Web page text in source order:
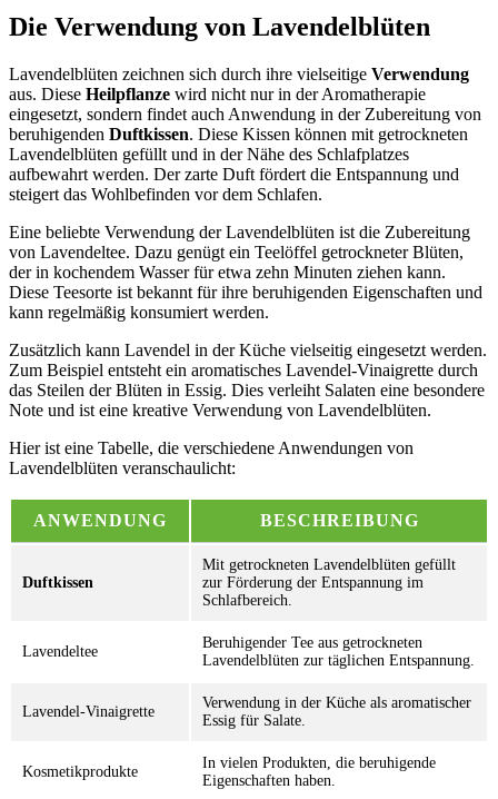
Die Verwendung von Lavendelblüten
Lavendelblüten zeichnen sich durch ihre vielseitige Verwendung
aus. Diese Heilpflanze wird nicht nur in der Aromatherapie
eingesetzt, sondern findet auch Anwendung in der Zubereitung von
beruhigenden Duftkissen. Diese Kissen können mit getrockneten
Lavendelblüten gefüllt und in der Nähe des Schlafplatzes
aufbewahrt werden. Der zarte Duft fördert die Entspannung und
steigert das Wohlbefinden vor dem Schlafen.
Eine beliebte Verwendung der Lavendelblüten ist die Zubereitung
von Lavendeltee. Dazu genügt ein Teelöffel getrockneter Blüten,
der in kochendem Wasser für etwa zehn Minuten ziehen kann.
Diese Teesorte ist bekannt für ihre beruhigenden Eigenschaften und
kann regelmäßig konsumiert werden.
Zusätzlich kann Lavendel in der Küche vielseitig eingesetzt werden.
Zum Beispiel entsteht ein aromatisches Lavendel-Vinaigrette durch
das Steilen der Blüten in Essig. Dies verleiht Salaten eine besondere
Note und ist eine kreative Verwendung von Lavendelblüten.
Hier ist eine Tabelle, die verschiedene Anwendungen von
Lavendelblüten veranschaulicht:
ANWENDUNG BESCHREIBUNG
Duftkissen
Mit getrockneten Lavendelblüten gefüllt
zur Förderung der Entspannung im
Schlafbereich.
Lavendeltee
Beruhigender Tee aus getrockneten
Lavendelblüten zur täglichen Entspannung.
Lavendel-Vinaigrette
Verwendung in der Küche als aromatischer
Essig für Salate.
Kosmetikprodukte
In vielen Produkten, die beruhigende
Eigenschaften haben.